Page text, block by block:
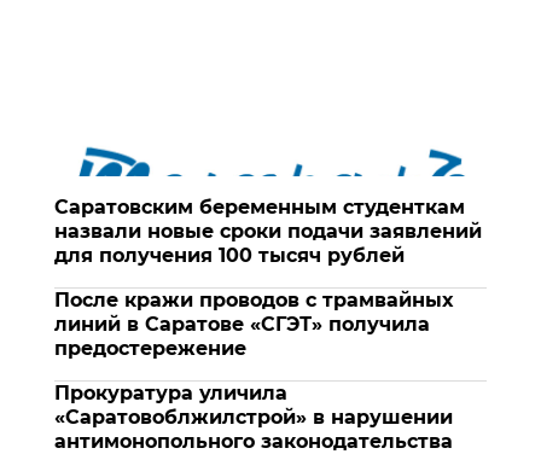
Саратовским беременным студенткам
назвали новые сроки подачи заявлений
для получения 100 тысяч рублей
После кражи проводов с трамвайных
линий в Саратове «СГЭТ» получила
предостережение
Прокуратура уличила
«Саратовоблжилстрой» в нарушении
антимонопольного законодательства